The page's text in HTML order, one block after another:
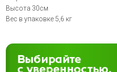
Высота 30см
Вес в упаковке 5,6 кг